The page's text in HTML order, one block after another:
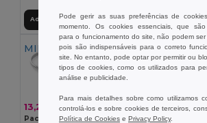
Adicionar ao Carrinho Adicionar
MIN QTY: 30
13,20 €
Pack de 30 Egotier 93151
Pode gerir as suas preferências de
momento. Os cookies essenciais, que são
para o funcionamento do site, não podem ser
pois são indispensáveis para o correto
site. No entanto, pode optar por permitir ou
tipos de cookies, como os utilizados para
análise e publicidade.
Para mais detalhes sobre como utilizamos
controlá-los e sobre cookies de terceiros,
Política de Cookies e Privacy Policy.